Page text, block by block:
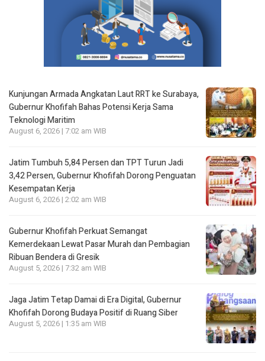
Kunjungan Armada Angkatan Laut RRT ke Surabaya,
Gubernur Khofifah Bahas Potensi Kerja Sama
Teknologi Maritim
August 6, 2026 | 7:02 am WIB
Jatim Tumbuh 5,84 Persen dan TPT Turun Jadi
3,42 Persen, Gubernur Khofifah Dorong Penguatan
Kesempatan Kerja
August 6, 2026 | 2:02 am WIB
Gubernur Khofifah Perkuat Semangat
Kemerdekaan Lewat Pasar Murah dan Pembagian
Ribuan Bendera di Gresik
August 5, 2026 | 7:32 am WIB
Jaga Jatim Tetap Damai di Era Digital, Gubernur
Khofifah Dorong Budaya Positif di Ruang Siber
August 5, 2026 | 1:35 am WIB